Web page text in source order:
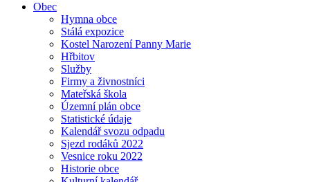
Obec
Hymna obce
Stálá expozice
Kostel Narození Panny Marie
Hřbitov
Služby
Firmy a živnostníci
Mateřská škola
Územní plán obce
Statistické údaje
Kalendář svozu odpadu
Sjezd rodáků 2022
Vesnice roku 2022
Historie obce